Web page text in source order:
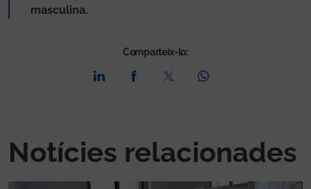
masculina.
Comparteix-lo:
Notícies relacionades